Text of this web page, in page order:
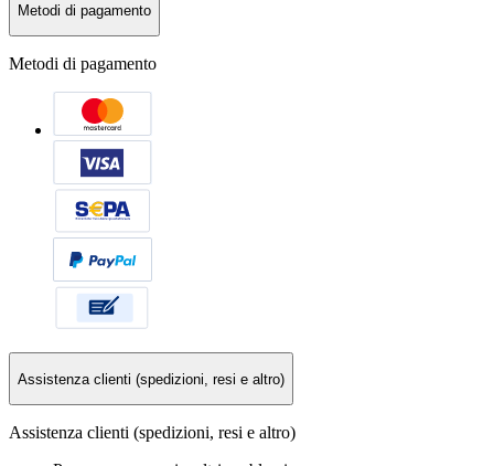
Metodi di pagamento
Metodi di pagamento
Assistenza clienti (spedizioni, resi e altro)
Assistenza clienti (spedizioni, resi e altro)